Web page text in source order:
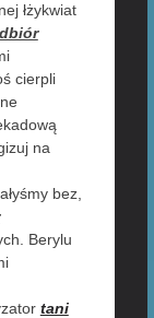
łżykwiat
cierpli
na
bez,
Berylu
tani